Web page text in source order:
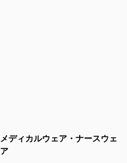
メディカルウェア・ナースウェ
ア